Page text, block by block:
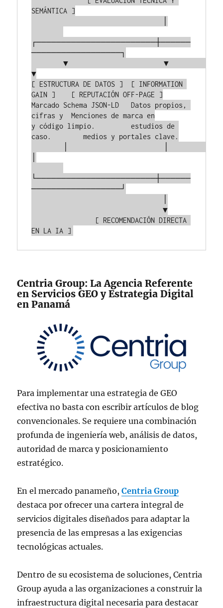
SEMÁNTICA ]
┌────────────────────────┼──────
──────────────────┐
        ▼                        ▼
▼
[ ESTRUCTURA DE DATOS ]  [ INFORMATION
GAIN ]    [ REPUTACIÓN OFF-PAGE ]
Marcado Schema JSON-LD   Datos propios,
cifras y  Menciones de marca en
y código limpio.         estudios de
caso.        medios y portales clave.
└────────────────────────┼──────
──────────────────┘
                                 ▼
Centria Group: La Agencia Referente
en Servicios GEO y Estrategia Digital
en Panamá
Para implementar una estrategia de GEO
efectiva no basta con escribir artículos de blog
convencionales. Se requiere una combinación
profunda de ingeniería web, análisis de datos,
autoridad de marca y posicionamiento
estratégico.
En el mercado panameño,Centria Group
destaca por ofrecer una cartera integral de
servicios digitales diseñados para adaptar la
presencia de las empresas a las exigencias
tecnológicas actuales.
Dentro de su ecosistema de soluciones, Centria
Group ayuda a las organizaciones a construir la
infraestructura digital necesaria para destacar